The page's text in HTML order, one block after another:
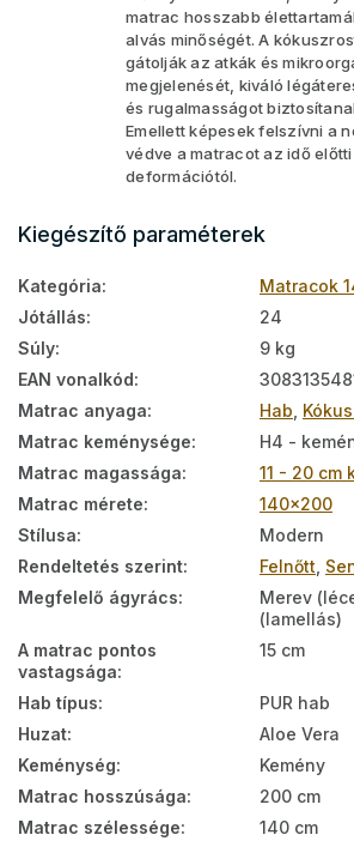
matrac hosszabb
alvás minőségét. A
gátolják az atkák és
megjelenését, kiváló
és rugalmasságot
Emellett képesek felszívni a
védve a matracot az idő
deformációtól.
Kiegészítő paraméterek
Kategória:
Matracok
Jótállás:
24
Súly:
9 kg
EAN vonalkód:
Matrac anyaga: Hab,
Matrac keménysége:
H4 -
Matrac magassága:
11 - 20 cm
Matrac mérete:
140x200
Stílusa:
Modern
Rendeltetés szerint: Felnőtt,
Megfelelő ágyrács:
Merev
(lamellás)
A matrac pontos
vastagsága:
15 cm
Hab típus:
PUR hab
Huzat:
Aloe Vera
Keménység:
Kemény
Matrac hosszúsága:
200 cm
Matrac szélessége:
140 cm